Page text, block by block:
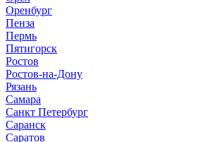
Оренбург
Пенза
Пермь
Пятигорск
Ростов
Ростов-на-Дону
Рязань
Самара
Санкт Петербург
Саранск
Саратов